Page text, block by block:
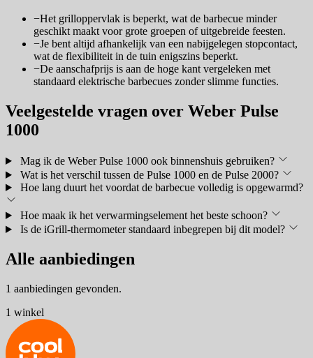
−Het grilloppervlak is beperkt, wat de barbecue minder
geschikt maakt voor grote groepen of uitgebreide feesten.
−Je bent altijd afhankelijk van een nabijgelegen stopcontact,
wat de flexibiliteit in de tuin enigszins beperkt.
−De aanschafprijs is aan de hoge kant vergeleken met
standaard elektrische barbecues zonder slimme functies.
Veelgestelde vragen over Weber Pulse
1000
Mag ik de Weber Pulse 1000 ook binnenshuis gebruiken?
Wat is het verschil tussen de Pulse 1000 en de Pulse 2000?
Hoe lang duurt het voordat de barbecue volledig is opgewarmd?
Hoe maak ik het verwarmingselement het beste schoon?
Is de iGrill-thermometer standaard inbegrepen bij dit model?
Alle aanbiedingen
1 aanbiedingen gevonden.
1 winkel